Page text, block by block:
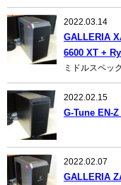
2022.03.14
GALLERIA
6600 XT +
ミドルスペッ
2022.02.15
G-Tune EN-
2022.02.07
GALLERIA